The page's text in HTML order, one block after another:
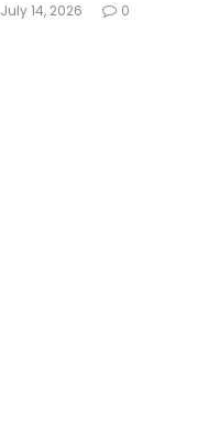
July 14, 2026 0